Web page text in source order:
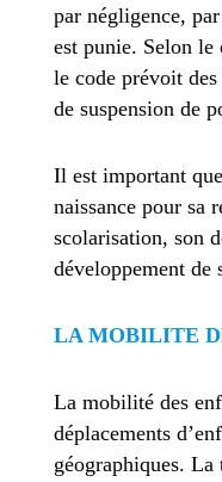
par négligence,
est punie. Selon le
le code prévoit des
de suspension de
Il est important
naissance pour sa
scolarisation, son
développement de
LA MOBILITE
La mobilité des
déplacements
géographiques.